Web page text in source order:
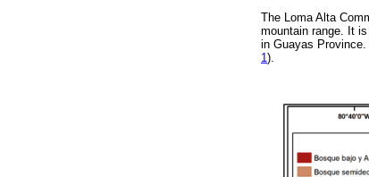
The Loma Alta
mountain range. It
in Guayas
1).